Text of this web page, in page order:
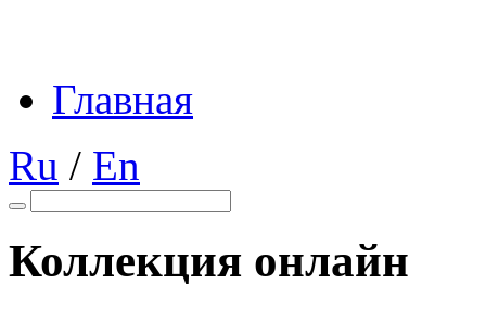
Главная
Ru / En
Коллекция онлайн